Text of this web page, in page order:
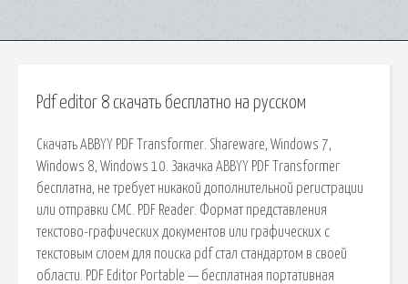
Pdf editor 8 скачать бесплатно на русском
Скачать ABBYY PDF Transformer. Shareware, Windows 7,
Windows 8, Windows 10. Закачка ABBYY PDF Transformer
бесплатна, не требует никакой дополнительной регистрации
или отправки СМС. PDF Reader. Формат представления
текстово-графических документов или графических с
текстовым слоем для поиска pdf стал стандартом в своей
области. PDF Editor Portable — бесплатная портативная